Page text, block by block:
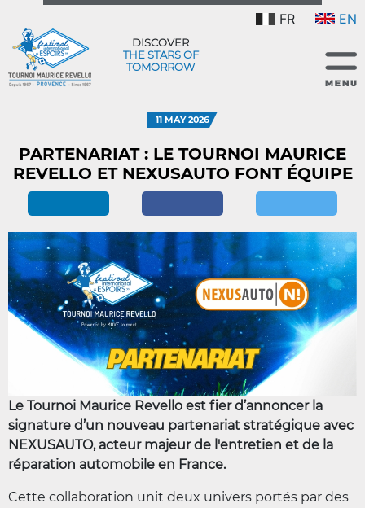
FR EN
DISCOVER
THE STARS OF
TOMORROW
11 MAY 2026
PARTENARIAT : LE TOURNOI MAURICE
REVELLO ET NEXUSAUTO FONT ÉQUIPE
Le Tournoi Maurice Revello est fier d’annoncer la
signature d’un nouveau partenariat stratégique avec
NEXUSAUTO, acteur majeur de l'entretien et de la
réparation automobile en France.
Cette collaboration unit deux univers portés par des